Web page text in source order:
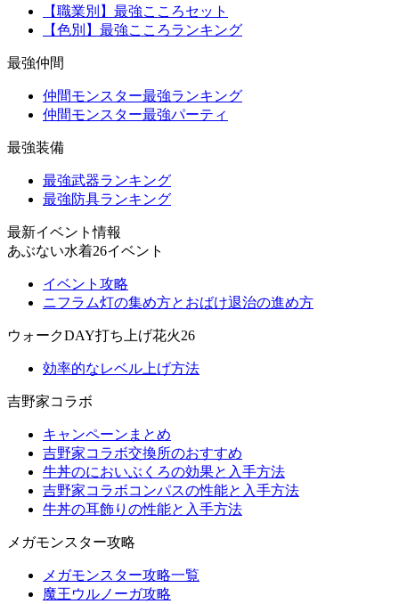
【職業別】最強こころセット
【色別】最強こころランキング
最強仲間
仲間モンスター最強ランキング
仲間モンスター最強パーティ
最強装備
最強武器ランキング
最強防具ランキング
最新イベント情報
あぶない水着26イベント
イベント攻略
ニフラム灯の集め方とおばけ退治の進め方
ウォークDAY打ち上げ花火26
効率的なレベル上げ方法
吉野家コラボ
キャンペーンまとめ
吉野家コラボ交換所のおすすめ
牛丼のにおいぶくろの効果と入手方法
吉野家コラボコンパスの性能と入手方法
牛丼の耳飾りの性能と入手方法
メガモンスター攻略
メガモンスター攻略一覧
魔王ウルノーガ攻略